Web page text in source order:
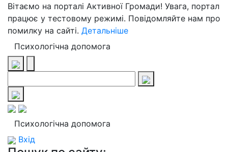
Вітаємо на порталі Активної Громади! Увага, портал
працює у тестовому режимі. Повідомляйте нам про
помилку на сайті. Детальніше
Психологічна допомога
Психологічна допомога
Вхід